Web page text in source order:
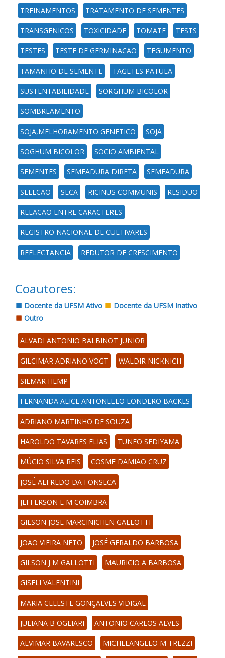
TREINAMENTOS TRATAMENTO DE SEMENTES
TRANSGENICOS TOXICIDADE TOMATE TESTS
TESTES TESTE DE GERMINACAO TEGUMENTO
TAMANHO DE SEMENTE TAGETES PATULA
SUSTENTABILIDADE SORGHUM BICOLOR
SOMBREAMENTO
SOJA,MELHORAMENTO GENETICO SOJA
SOGHUM BICOLOR SOCIO AMBIENTAL
SEMENTES SEMEADURA DIRETA SEMEADURA
SELECAO SECA RICINUS COMMUNIS RESIDUO
RELACAO ENTRE CARACTERES
REGISTRO NACIONAL DE CULTIVARES
REFLECTANCIA REDUTOR DE CRESCIMENTO
Coautores:
Docente da UFSM Ativo
Docente da UFSM Inativo
Outro
ALVADI ANTONIO BALBINOT JUNIOR
GILCIMAR ADRIANO VOGT WALDIR NICKNICH
SILMAR HEMP
FERNANDA ALICE ANTONELLO LONDERO BACKES
ADRIANO MARTINHO DE SOUZA
HAROLDO TAVARES ELIAS TUNEO SEDIYAMA
MÚCIO SILVA REIS COSME DAMIÃO CRUZ
JOSÉ ALFREDO DA FONSECA
JEFFERSON L M COIMBRA
GILSON JOSE MARCINICHEN GALLOTTI
JOÃO VIEIRA NETO JOSÉ GERALDO BARBOSA
GILSON J M GALLOTTI MAURICIO A BARBOSA
GISELI VALENTINI
MARIA CELESTE GONÇALVES VIDIGAL
JULIANA B OGLIARI ANTONIO CARLOS ALVES
ALVIMAR BAVARESCO MICHELANGELO M TREZZI